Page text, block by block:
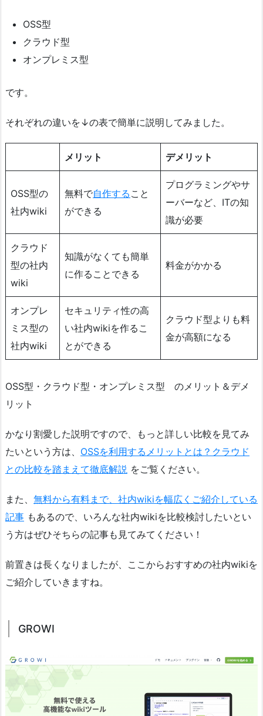
OSS型
クラウド型
オンプレミス型
です。
それぞれの違いを↓の表で簡単に説明してみました。
メリット デメリット
OSS型の
社内wiki
無料で自作する こと
ができる
プログラミングやサ
ーバーなど、ITの知
識が必要
クラウド
型の社内
wiki
知識がなくても簡単
に作ることできる
料金がかかる
オンプレ
ミス型の
社内wiki
セキュリティ性の高
い社内wikiを作るこ
とができる
クラウド型よりも料
金が高額になる
OSS型・クラウド型・オンプレミス型 のメリット＆デメ
リット
かなり割愛した説明ですので、もっと詳しい比較を見てみ
たいという方は、 OSSを利用するメリットとは？クラウド
との比較を踏まえて徹底解説 をご覧ください。
また、 無料から有料まで、社内wikiを幅広くご紹介している
記事 もあるので、いろんな社内wikiを比較検討したいとい
う方はぜひそちらの記事も見てみてください！
前置きは長くなりましたが、ここからおすすめの社内wikiを
ご紹介していきますね。
GROWI